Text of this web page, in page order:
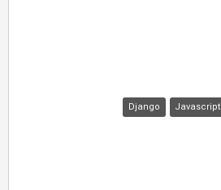
Javascript
Django